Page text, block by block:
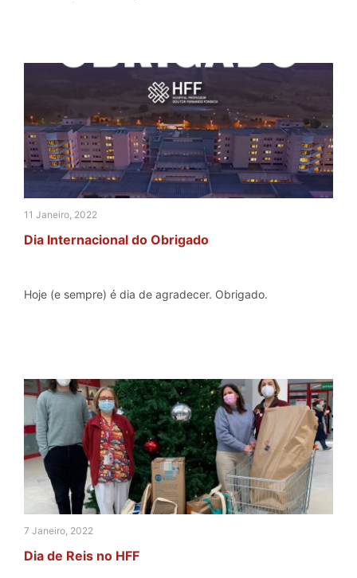
11 Janeiro, 2022
Dia Internacional do Obrigado
Hoje (e sempre) é dia de agradecer. Obrigado.
7 Janeiro, 2022
Dia de Reis no HFF